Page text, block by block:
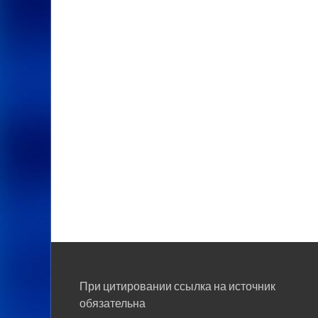
При цитировании ссылка на источник
обязательна